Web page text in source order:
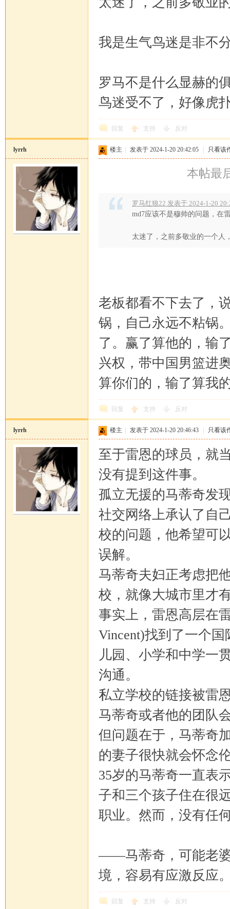
我是生气鸟迷是非不
罗马不是什么显赫的
鸟迷受不了，好像虎
回复 支持 反对
lyrrh 楼主 发表于 2024-1-20 20:42:05 只看该
本帖最
罗马红狼22 发表于 2024-1-20
md7应该不是穆帅的问题，在
太迷了，之前多敬业的一个人
老板都看不下去了，
锅，自己永远不粘锅
了。赢了算他的，输
兴权，带中国男篮进
算你们的，输了算我
回复 支持 反对
lyrrh 楼主 发表于 2024-1-20 20:46:43 只看该
至于雷恩的球员，就
没有提到这件事。
孤立无援的马蒂奇发
社交网络上承认了自
校的问题，他希望可
误解。
马蒂奇夫妇正考虑把
校，就像大城市里才
事实上，雷恩高层在
Vincent)找到了一个
儿园、小学和中学一
沟通。
私立学校的链接被雷
马蒂奇或者他的团队
但问题在于，马蒂奇
的妻子很快就会怀念
35岁的马蒂奇一直表
子和三个孩子住在很
职业。然而，没有任
——马蒂奇，可能老婆
境，容易有应激反应
回复 支持 反对